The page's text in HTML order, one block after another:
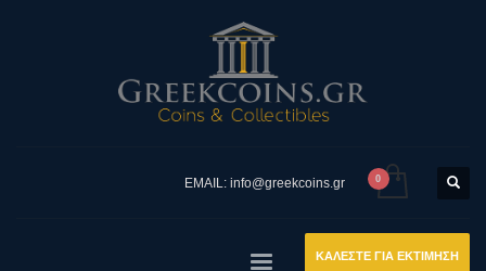
EMAIL: info@greekcoins.gr
ΚΑΛΕΣΤΕ ΓΙΑ ΕΚΤΙΜΗΣΗ